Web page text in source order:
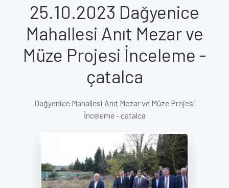
25.10.2023 Dağyenice
Mahallesi Anıt Mezar ve
Müze Projesi İnceleme -
çatalca
Dağyenice Mahallesi Anıt Mezar ve Müze Projesi
İnceleme - çatalca